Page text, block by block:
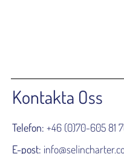
Kontakta Oss
Telefon: +46 (0)70-605 81
E-post: